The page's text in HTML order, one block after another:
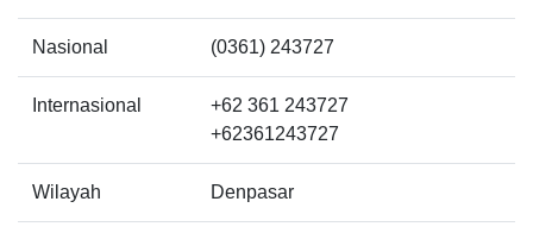
Nasional (0361) 243727
Internasional
+62 361 243727
+62361243727
Wilayah Denpasar